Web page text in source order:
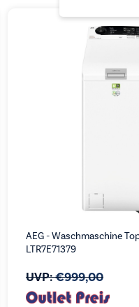
aufsteigend
AEG - Waschmaschine
LTR7E71379
UVP:€999,00